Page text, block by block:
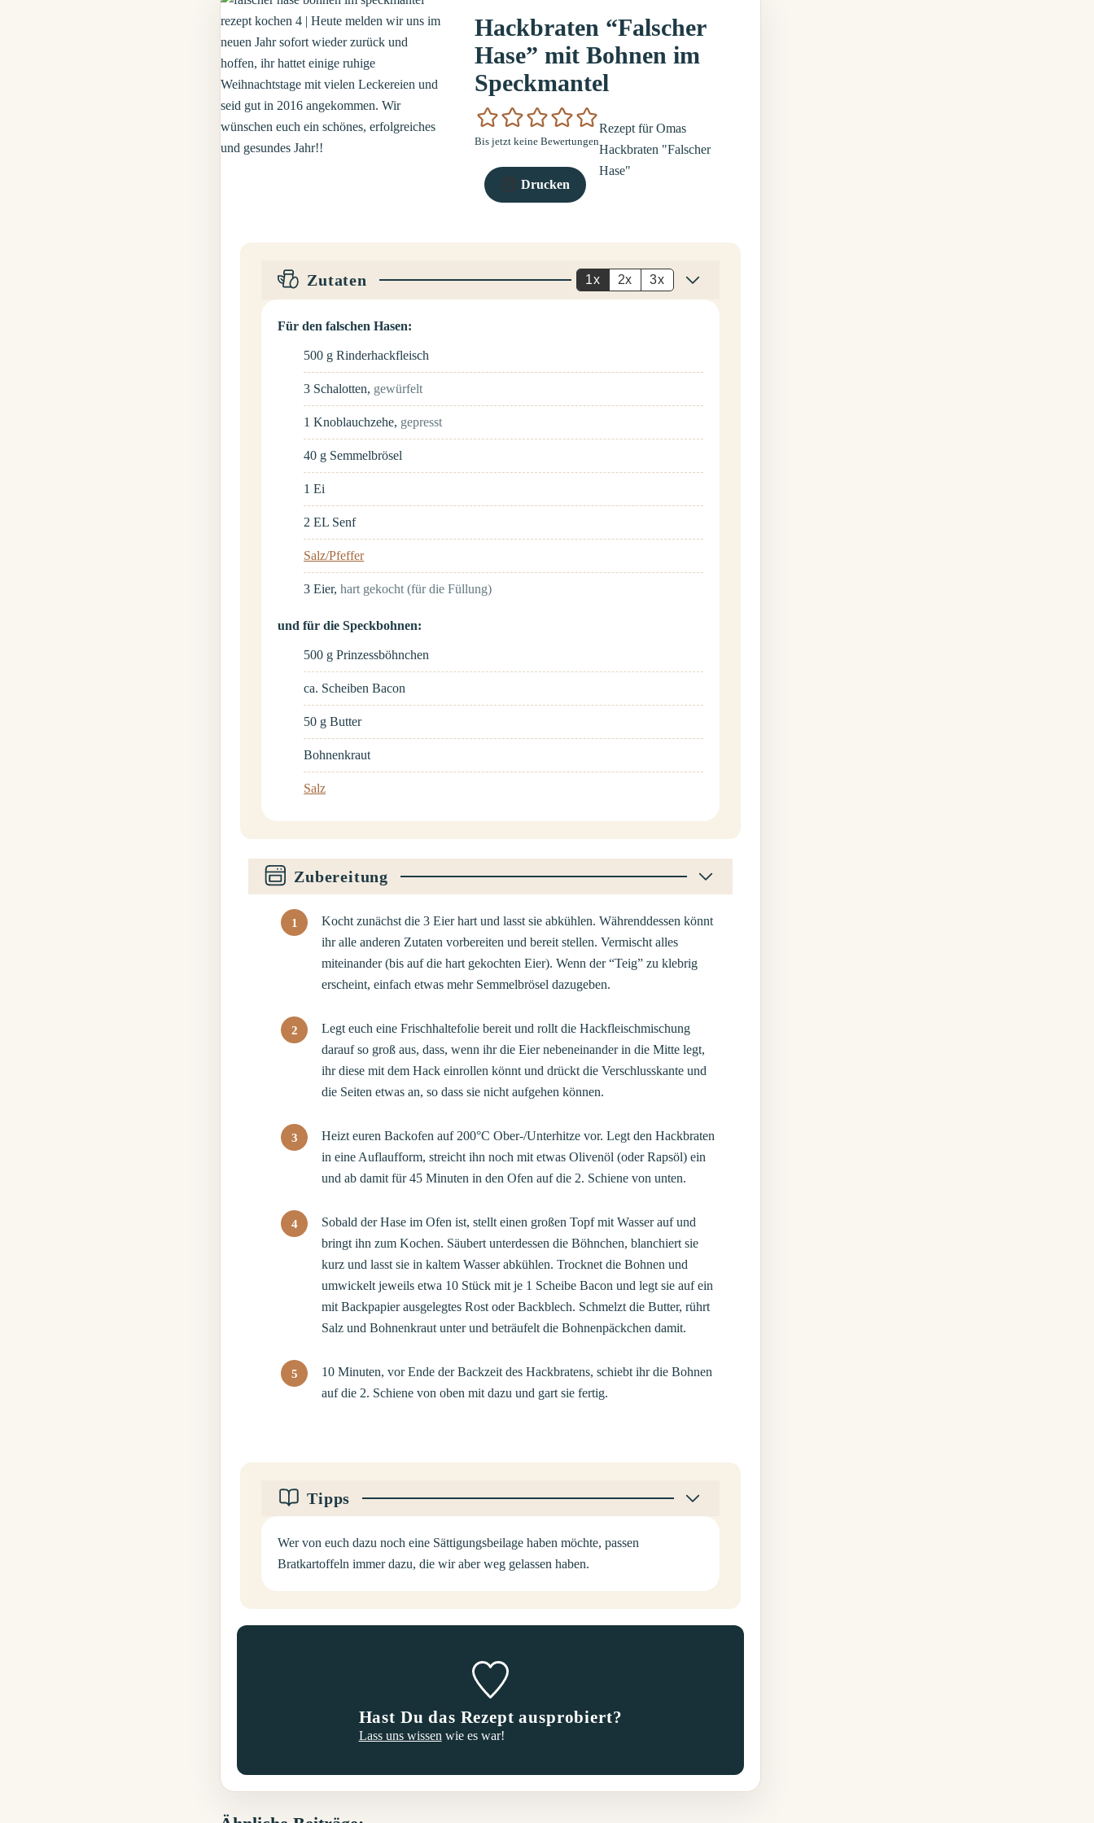
Hackbraten “Falscher
Hase” mit Bohnen im
Speckmantel
Bis jetzt keine Bewertungen
Drucken
Rezept für Omas
Hackbraten "Falscher
Hase"
Zutaten 1x 2x 3x
Für den falschen Hasen:
500 g Rinderhackfleisch
3 Schalotten, gewürfelt
1 Knoblauchzehe, gepresst
40 g Semmelbrösel
1 Ei
2 EL Senf
Salz/Pfeffer
3 Eier,hart gekocht (für die Füllung)
und für die Speckbohnen:
500 g Prinzessböhnchen
ca. Scheiben Bacon
50 g Butter
Bohnenkraut
Salz
Zubereitung
Kocht zunächst die 3 Eier hart und lasst sie abkühlen. Währenddessen könnt
ihr alle anderen Zutaten vorbereiten und bereit stellen. Vermischt alles
miteinander (bis auf die hart gekochten Eier). Wenn der “Teig” zu klebrig
erscheint, einfach etwas mehr Semmelbrösel dazugeben.
Legt euch eine Frischhaltefolie bereit und rollt die Hackfleischmischung
darauf so groß aus, dass, wenn ihr die Eier nebeneinander in die Mitte legt,
ihr diese mit dem Hack einrollen könnt und drückt die Verschlusskante und
die Seiten etwas an, so dass sie nicht aufgehen können.
Heizt euren Backofen auf 200°C Ober-/Unterhitze vor. Legt den Hackbraten
in eine Auflaufform, streicht ihn noch mit etwas Olivenöl (oder Rapsöl) ein
und ab damit für 45 Minuten in den Ofen auf die 2. Schiene von unten.
Sobald der Hase im Ofen ist, stellt einen großen Topf mit Wasser auf und
bringt ihn zum Kochen. Säubert unterdessen die Böhnchen, blanchiert sie
kurz und lasst sie in kaltem Wasser abkühlen. Trocknet die Bohnen und
umwickelt jeweils etwa 10 Stück mit je 1 Scheibe Bacon und legt sie auf ein
mit Backpapier ausgelegtes Rost oder Backblech. Schmelzt die Butter, rührt
Salz und Bohnenkraut unter und beträufelt die Bohnenpäckchen damit.
10 Minuten, vor Ende der Backzeit des Hackbratens, schiebt ihr die Bohnen
auf die 2. Schiene von oben mit dazu und gart sie fertig.
Tipps
Wer von euch dazu noch eine Sättigungsbeilage haben möchte, passen
Bratkartoffeln immer dazu, die wir aber weg gelassen haben.
Hast Du das Rezept ausprobiert?
Lass uns wissen wie es war!